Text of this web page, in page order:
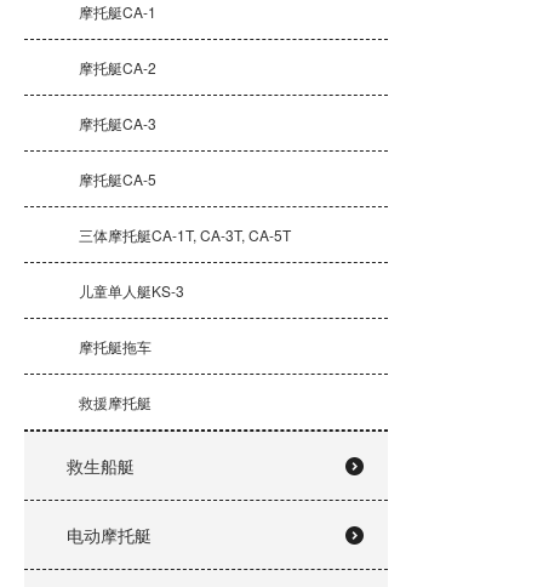
摩托艇CA-1
摩托艇CA-2
摩托艇CA-3
摩托艇CA-5
三体摩托艇CA-1T, CA-3T, CA-5T
儿童单人艇KS-3
摩托艇拖车
救援摩托艇
救生船艇
电动摩托艇